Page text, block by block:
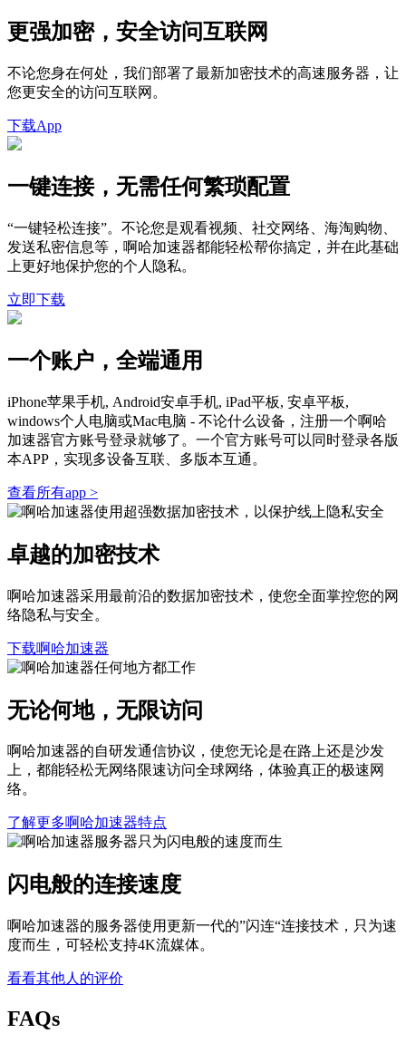
更强加密，安全访问互联网
不论您身在何处，我们部署了最新加密技术的高速服务器，让
您更安全的访问互联网。
下载App
一键连接，无需任何繁琐配置
“一键轻松连接”。不论您是观看视频、社交网络、海淘购物、
发送私密信息等，啊哈加速器都能轻松帮你搞定，并在此基础
上更好地保护您的个人隐私。
立即下载
一个账户，全端通用
iPhone苹果手机, Android安卓手机, iPad平板, 安卓平板,
windows个人电脑或Mac电脑 - 不论什么设备，注册一个啊哈
加速器官方账号登录就够了。一个官方账号可以同时登录各版
本APP，实现多设备互联、多版本互通。
查看所有app >
卓越的加密技术
啊哈加速器采用最前沿的数据加密技术，使您全面掌控您的网
络隐私与安全。
下载啊哈加速器
无论何地，无限访问
啊哈加速器的自研发通信协议，使您无论是在路上还是沙发
上，都能轻松无网络限速访问全球网络，体验真正的极速网
络。
了解更多啊哈加速器特点
闪电般的连接速度
啊哈加速器的服务器使用更新一代的”闪连“连接技术，只为速
度而生，可轻松支持4K流媒体。
看看其他人的评价
FAQs